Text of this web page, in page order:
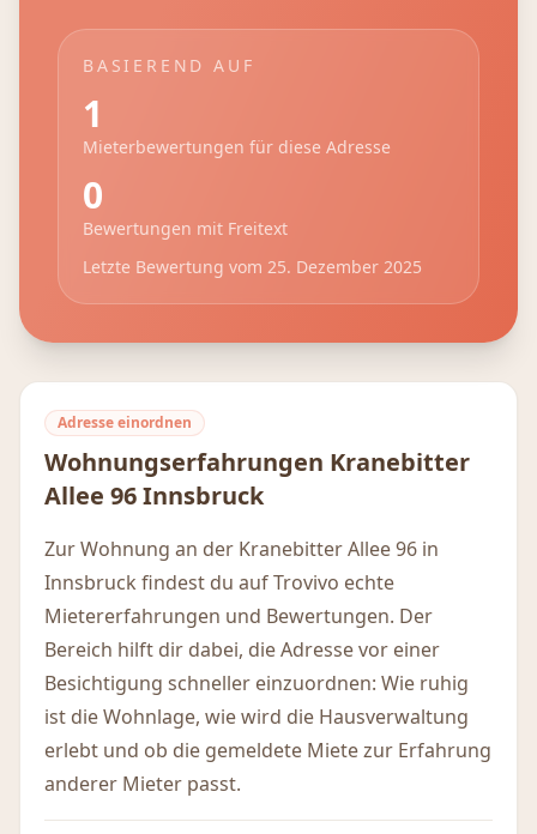
BASIEREND AUF
1
Mieterbewertungen für diese Adresse
0
Bewertungen mit Freitext
Letzte Bewertung vom 25. Dezember 2025
Adresse einordnen
Wohnungserfahrungen Kranebitter
Allee 96Innsbruck
Zur Wohnung an der Kranebitter Allee 96 in
Innsbruck findest du auf Trovivo echte
Mietererfahrungen und Bewertungen. Der
Bereich hilft dir dabei, die Adresse vor einer
Besichtigung schneller einzuordnen: Wie ruhig
ist die Wohnlage, wie wird die Hausverwaltung
erlebt und ob die gemeldete Miete zur Erfahrung
anderer Mieter passt.